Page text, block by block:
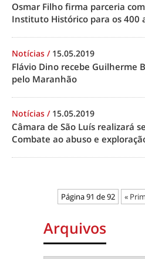
Osmar Filho firma parceria
Instituto Histórico para os 400
Notícias / 15.05.2019
Flávio Dino recebe Guilherme
pelo Maranhão
Notícias / 15.05.2019
Câmara de São Luís realizará
Combate ao abuso e
Página 91 de 92 «
Arquivos